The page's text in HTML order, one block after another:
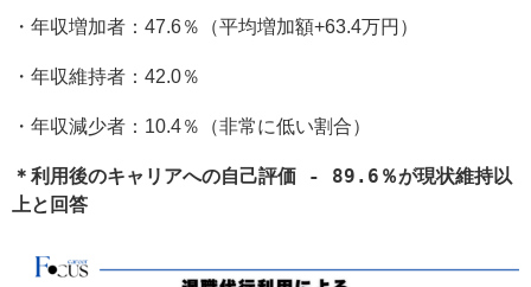
・年収増加者：47.6％（平均増加額+63.4万円）
・年収維持者：42.0％
・年収減少者：10.4％（非常に低い割合）
＊利用後のキャリアへの自己評価 - 89.6％が現状維持以
上と回答